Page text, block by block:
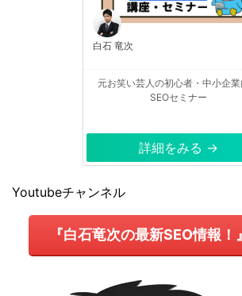
白石 竜次
元お笑い芸人の初心者・中小企業
SEOセミナー
詳細をみる →
Youtubeチャンネル
『白石竜次の最新SEO情報！